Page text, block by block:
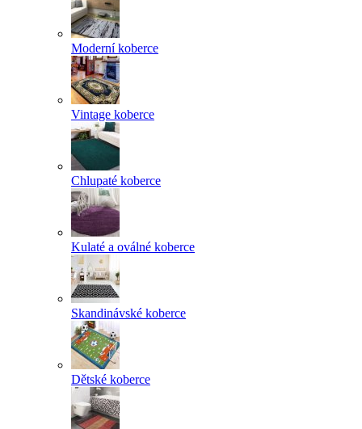
Moderní koberce
Vintage koberce
Chlupaté koberce
Kulaté a oválné koberce
Skandinávské koberce
Dětské koberce